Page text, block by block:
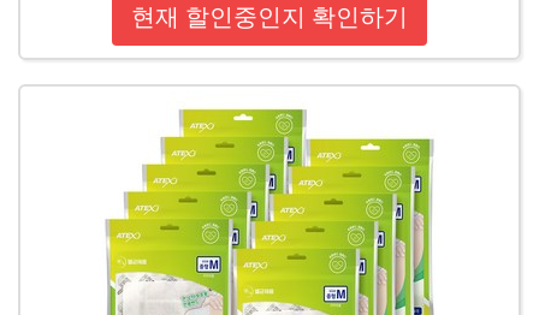
현재 할인중인지 확인하기